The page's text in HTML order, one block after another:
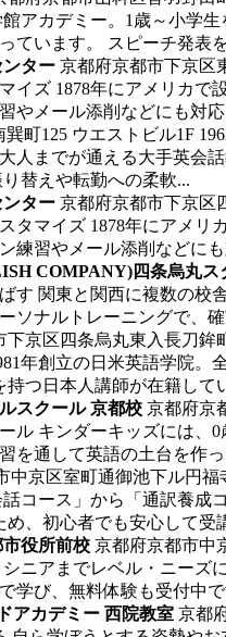
アカデミー。1歳～小学
ています。 スピーチ発表
ター 京都府京都市下京区
イズ 1878年にアメリカ
やメール添削などにも対
町125 ウエストビル1F
人までが通える大手英会
替えや転勤への柔軟...
ター 京都府京都市下京区
タマイズ 1878年にアメ
練習やメール添削などに
COMPANY)四条烏丸ス
す 関東と関西に複数の校
ソナルトレーニングで、
下京区四条烏丸東入長刀鉾
年創立の日米英語学院
つ日本人講師が在籍し
スクール 京都校 京都府京
ル キンダーキッズには、
を通して英語の土台を作
中京区室町通御池下ル円福
コース」から「通訳養成
、初心者でも安心して
役所前校 京都府京都市中
ニアまでレベル・ニーズ
学び、無料体験も受付中
アカデミー 西院教室 京都